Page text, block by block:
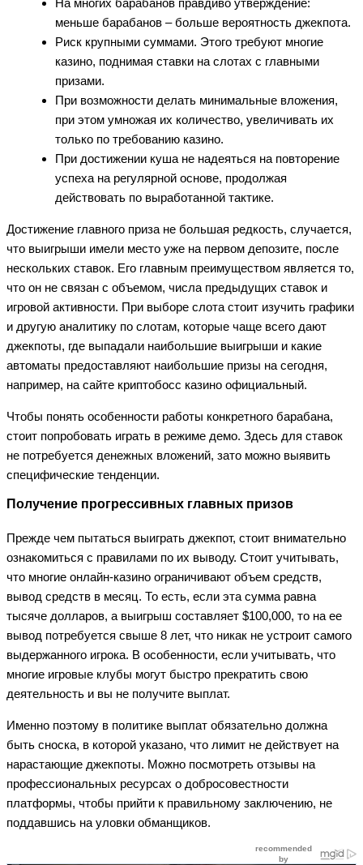
меньше барабанов – больше вероятность джекпота.
Риск крупными суммами. Этого требуют многие
казино, поднимая ставки на слотах с главными
призами.
При возможности делать минимальные вложения,
при этом умножая их количество, увеличивать их
только по требованию казино.
При достижении куша не надеяться на повторение
успеха на регулярной основе, продолжая
действовать по выработанной тактике.
Достижение главного приза не большая редкость, случается,
что выигрыши имели место уже на первом депозите, после
нескольких ставок. Его главным преимуществом является то,
что он не связан с объемом, числа предыдущих ставок и
игровой активности. При выборе слота стоит изучить графики
и другую аналитику по слотам, которые чаще всего дают
джекпоты, где выпадали наибольшие выигрыши и какие
автоматы предоставляют наибольшие призы на сегодня,
например, на сайте криптобосс казино официальный.
Чтобы понять особенности работы конкретного барабана,
стоит попробовать играть в режиме демо. Здесь для ставок
не потребуется денежных вложений, зато можно выявить
специфические тенденции.
Получение прогрессивных главных призов
Прежде чем пытаться выиграть джекпот, стоит внимательно
ознакомиться с правилами по их выводу. Стоит учитывать,
что многие онлайн-казино ограничивают объем средств,
вывод средств в месяц. То есть, если эта сумма равна
тысяче долларов, а выигрыш составляет $100,000, то на ее
вывод потребуется свыше 8 лет, что никак не устроит самого
выдержанного игрока. В особенности, если учитывать, что
многие игровые клубы могут быстро прекратить свою
деятельность и вы не получите выплат.
Именно поэтому в политике выплат обязательно должна
быть сноска, в которой указано, что лимит не действует на
нарастающие джекпоты. Можно посмотреть отзывы на
профессиональных ресурсах о добросовестности
платформы, чтобы прийти к правильному заключению, не
поддавшись на уловки обманщиков.